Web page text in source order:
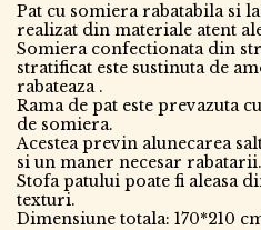
Pat cu somiera rabatabila si
realizat din materiale atent
Somiera confectionata din
stratificat este sustinuta de
rabateaza .
Rama de pat este prevazuta
de somiera.
Acestea previn alunecarea
si un maner necesar rabatarii.
Stofa patului poate fi aleasa
texturi.
Dimensiune totala: 170*210